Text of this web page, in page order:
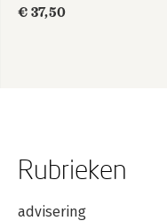
€ 37,50
Rubrieken
advisering